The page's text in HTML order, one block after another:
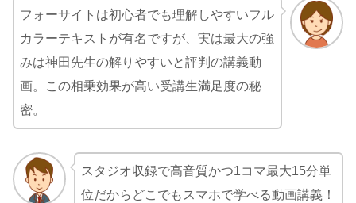
フォーサイトは初心者でも理解しやすいフル
カラーテキストが有名ですが、実は最大の強
みは神田先生の解りやすいと評判の講義動
画。この相乗効果が高い受講生満足度の秘
密。
スタジオ収録で高音質かつ1コマ最大15分単
位だからどこでもスマホで学べる動画講義！